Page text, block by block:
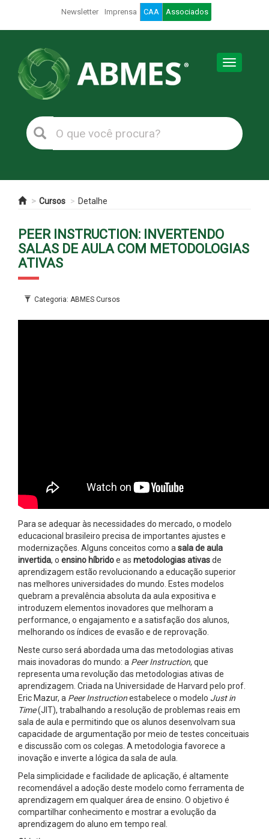
Newsletter Imprensa CAA Associados
Toggle
Cursos Detalhe
PEER INSTRUCTION: INVERTENDO
SALAS DE AULA COM METODOLOGIAS
ATIVAS
Categoria: ABMES Cursos
Para se adequar às necessidades do mercado, o modelo
educacional brasileiro precisa de importantes ajustes e
modernizações. Alguns conceitos como a sala de aula
invertida, o ensino híbridoe as metodologias ativasde
aprendizagem estão revolucionando a educação superior
nas melhores universidades do mundo. Estes modelos
quebram a prevalência absoluta da aula expositiva e
introduzem elementos inovadores que melhoram a
performance, o engajamento e a satisfação dos alunos,
melhorando os índices de evasão e de reprovação.
Neste curso será abordada uma das metodologias ativas
mais inovadoras do mundo: a Peer Instruction, que
representa uma revolução das metodologias ativas de
aprendizagem. Criada na Universidade de Harvard pelo prof.
Eric Mazur, a Peer Instructionestabelece o modelo Just in
Time(JIT), trabalhando a resolução de problemas reais em
sala de aula e permitindo que os alunos desenvolvam sua
capacidade de argumentação por meio de testes conceituais
e discussão com os colegas. A metodologia favorece a
inovação e inverte a lógica da sala de aula.
Pela simplicidade e facilidade de aplicação, é altamente
recomendável a adoção deste modelo como ferramenta de
aprendizagem em qualquer área de ensino. O objetivo é
compartilhar conhecimento e mostrar a evolução da
aprendizagem do aluno em tempo real.